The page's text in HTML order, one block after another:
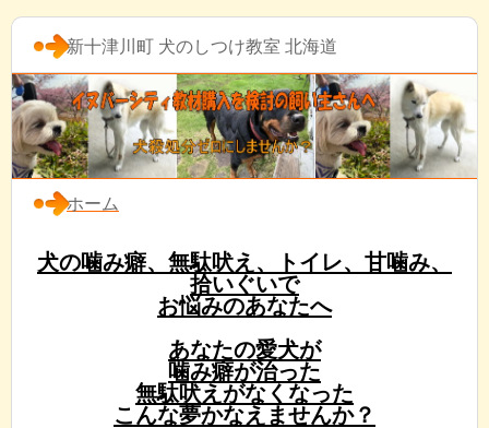
新十津川町 犬のしつけ教室 北海道
ホーム
犬の噛み癖、無駄吠え、トイレ、甘噛み、
拾いぐいで
お悩みのあなたへ
あなたの愛犬が
噛み癖が治った
無駄吠えがなくなった
こんな夢かなえませんか？